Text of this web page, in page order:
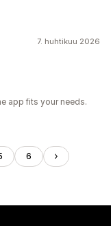
7. huhtikuu 2026
app fits your needs.
6